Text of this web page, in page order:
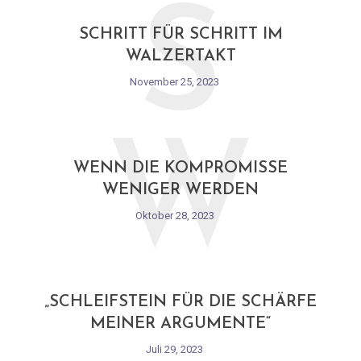
SCHRITT FÜR SCHRITT IM
WALZERTAKT
November 25, 2023
S
WENN DIE KOMPROMISSE
WENIGER WERDEN
Oktober 28, 2023
W
„SCHLEIFSTEIN FÜR DIE SCHÄRFE
MEINER ARGUMENTE“
Juli 29, 2023